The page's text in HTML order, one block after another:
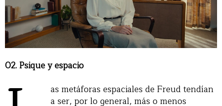
02. Psique y espacio
as metáforas espaciales de Freud tendían
a ser, por lo general, más o menos